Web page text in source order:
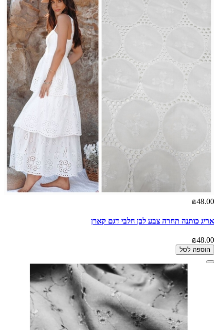
₪48.00
אריג כותנה תחרה צבע לבן חלבי דגם קארן
₪48.00
הוספה לסל